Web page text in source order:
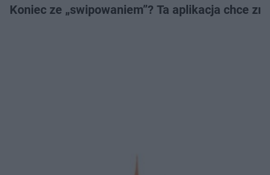
Koniec ze „swipowaniem”? Ta aplikacja chce